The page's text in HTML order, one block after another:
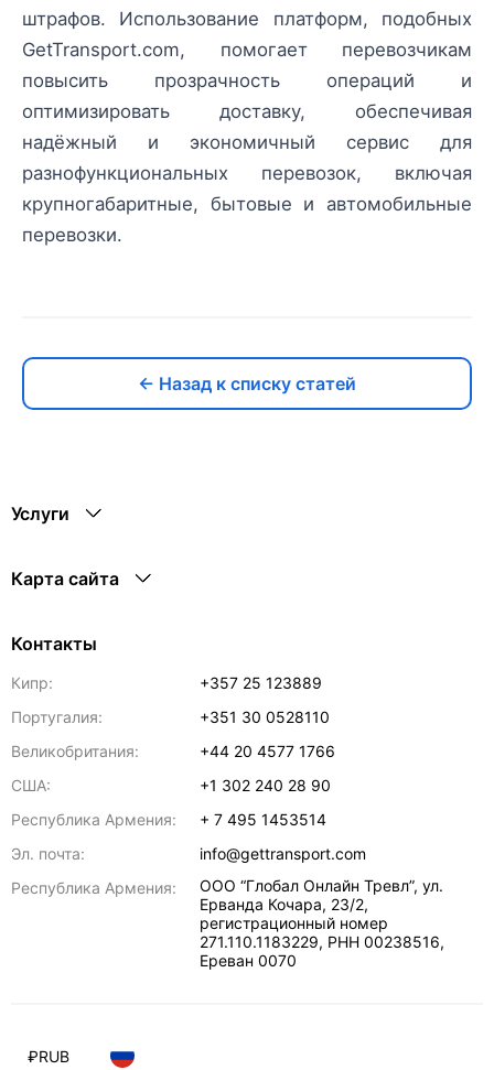
штрафов. Использование платформ, подобных
GetTransport.com, помогает перевозчикам
повысить прозрачность операций и
оптимизировать доставку, обеспечивая
надёжный и экономичный сервис для
разнофункциональных перевозок, включая
крупногабаритные, бытовые и автомобильные
перевозки.
← Назад к списку статей
Услуги
Карта сайта
Контакты
Кипр:
+357 25 123889
Португалия:
+351 30 0528110
Великобритания:
+44 20 4577 1766
США:
+1 302 240 28 90
Республика Армения:
+ 7 495 1453514
Эл. почта:
info@gettransport.com
Республика Армения:
ООО “Глобал Онлайн Тревл”, ул.
Ерванда Кочара, 23/2,
регистрационный номер
271.110.1183229, РНН 00238516,
Ереван 0070
₽RUB